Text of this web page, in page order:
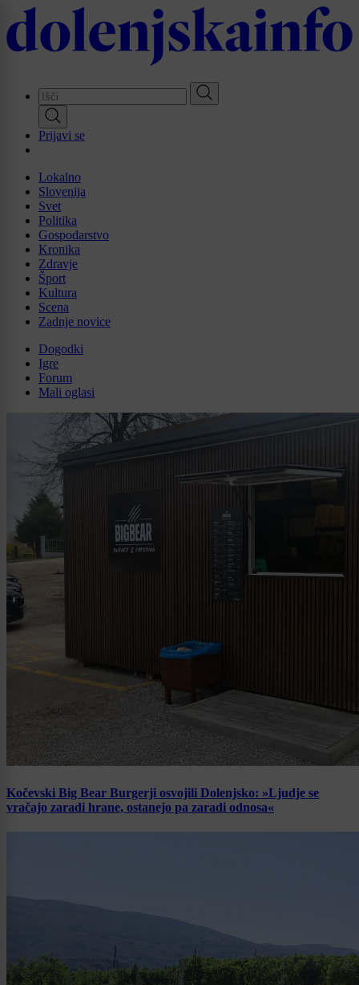
Skip
to
main
Prijavi se
Lokalno
Slovenija
Svet
Politika
Gospodarstvo
Kronika
Zdravje
Šport
Kultura
Scena
Zadnje novice
Dogodki
Igre
Forum
Mali oglasi
Kočevski Big Bear Burgerji osvojili Dolenjsko: »Ljudje se
vračajo zaradi hrane, ostanejo pa zaradi odnosa«